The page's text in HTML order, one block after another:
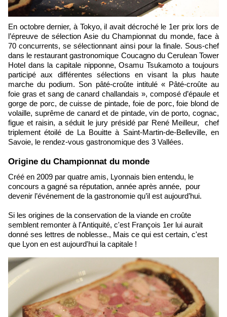
En octobre dernier, à Tokyo, il avait décroché le 1er prix lors de
l’épreuve de sélection Asie du Championnat du monde,face à
70 concurrents, se sélectionnant ainsi pour la finale. Sous-chef
dans le restaurant gastronomique Coucagno du Cerulean Tower
Hotel dans la capitale nipponne, Osamu Tsukamoto a toujours
participé aux différentes sélections en visant la plus haute
marche du podium. Son pâté-croûte intitulé « Pâté-croûte au
foie gras et sang de canard challandais », composé d’épaule et
gorge de porc, de cuisse de pintade, foie de porc, foie blond de
volaille, suprême de canard et de pintade, vin de porto, cognac,
figue et raisin, a séduit le jury présidé par René Meilleur, chef
triplement étoilé de La Bouitte à Saint-Martin-de-Belleville, en
Savoie, le rendez-vous gastronomique des 3 Vallées.
Origine du Championnat du monde
Créé en 2009 par quatre amis, Lyonnais bien entendu, le
concours a gagné sa réputation, année après année, pour
devenir l’événement de la gastronomie qu’il est aujourd’hui.
Si les origines de la conservation de la viande en croûte
semblent remonter à l'Antiquité, c'est François 1er lui aurait
donné ses lettres de noblesse., Mais ce qui est certain, c'est
que Lyon en est aujourd'hui la capitale !